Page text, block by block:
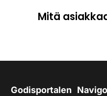
Mitä
Godisportalen